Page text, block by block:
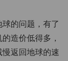
的问题，有了
造价低得多，
返回地球的速